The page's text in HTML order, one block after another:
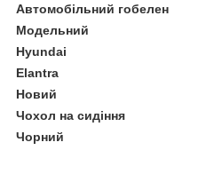
Автомобільний гобелен
Модельний
Hyundai
Elantra
Новий
Чохол на сидіння
Чорний